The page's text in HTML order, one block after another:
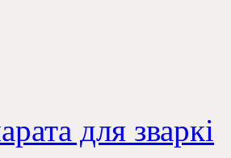
для зваркі